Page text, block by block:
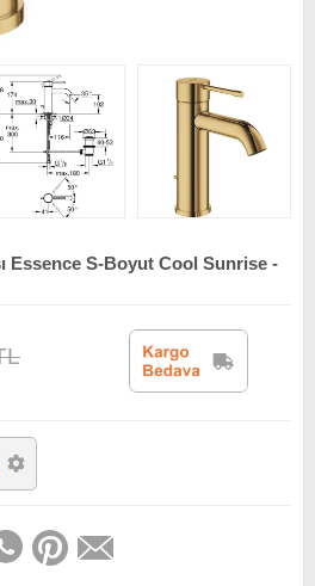
Essence S-Boyut Cool Sunrise -